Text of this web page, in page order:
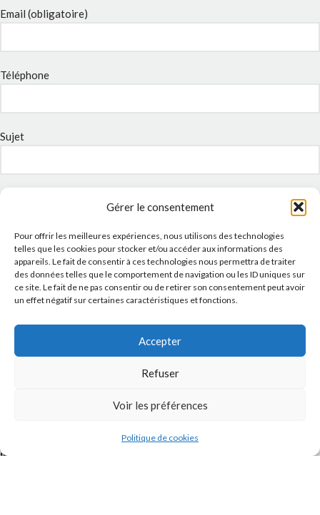
Gérer le consentement
Pour offrir les meilleures expériences, nous utilisons des technologies
telles que les cookies pour stocker et/ou accéder aux informations des
appareils. Le fait de consentir à ces technologies nous permettra de traiter
des données telles que le comportement de navigation ou les ID uniques sur
ce site. Le fait de ne pas consentir ou de retirer son consentement peut avoir
un effet négatif sur certaines caractéristiques et fonctions.
Accepter
Refuser
Voir les préférences
Politique de cookies
Email (obligatoire)
Téléphone
Sujet
Message
INSTAGRAM